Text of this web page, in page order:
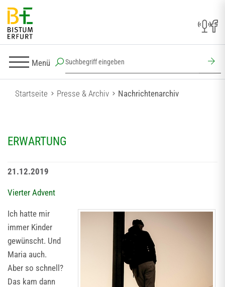
Menü
Startseite Presse & Archiv Nachrichtenarchiv
ERWARTUNG
21.12.2019
Vierter Advent
Ich hatte mir
immer Kinder
gewünscht. Und
Maria auch.
Aber so schnell?
Das kam dann